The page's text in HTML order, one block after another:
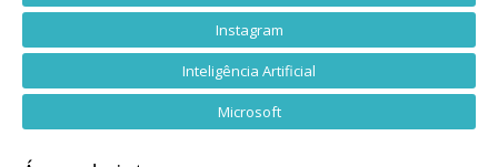
Instagram
Inteligência Artificial
Microsoft